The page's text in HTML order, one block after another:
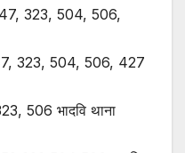
323, 504, 506,
323, 504, 506, 427
506 भादवि थाना